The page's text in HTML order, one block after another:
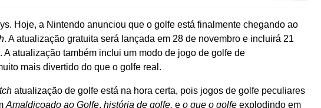
Hoje, a Nintendo anunciou que o golfe está finalmente chegando ao
. A atualização gratuita será lançada em 28 de novembro e incluirá 21
A atualização também inclui um modo de jogo de golfe de
mais divertido do que o golfe real.
atualização de golfe está na hora certa, pois jogos de golfe peculiares
Amaldiçoado ao Golfe, história de golfe, e o que o golfe explodindo em